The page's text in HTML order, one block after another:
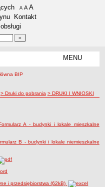
A pomniejsz czcionkę
A standardowy rozmiar czcionki
A
Kontakt
MENU
> Druki do pobrania > DRUKI I WNIOSKI
A - budynki i lokale mieszkalne
B - budynki i lokale niemieszkalne
i przedsiębiorstwa (62kB)